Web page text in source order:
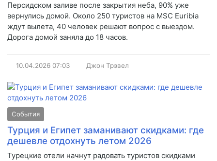
Персидском заливе после закрытия неба, 90% уже
вернулись домой. Около 250 туристов на MSC Euribia
ждут вылета, 40 человек решают вопрос с выездом.
Дорога домой заняла до 18 часов.
10.04.2026 07:03 Джон Трэвел
События
Турция и Египет заманивают скидками: где
дешевле отдохнуть летом 2026
Турецкие отели начнут радовать туристов скидками